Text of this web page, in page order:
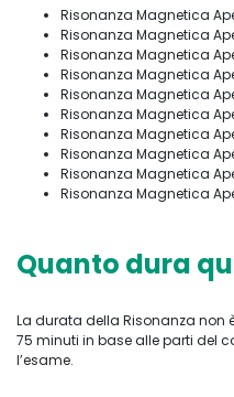
Risonanza Magnetica
Risonanza Magnetica
Risonanza Magnetica
Risonanza Magnetica
Risonanza Magnetica
Risonanza Magnetica
Risonanza Magnetica
Risonanza Magnetica
Risonanza Magnetica
Risonanza Magnetica
Quanto dura
La durata della Risonanza non
75 minuti in base alle parti del
l’esame.